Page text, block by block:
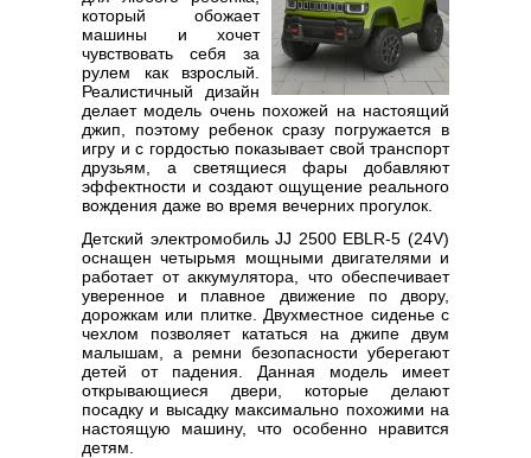
который обожает
машины и хочет
чувствовать себя за
рулем как взрослый.
Реалистичный дизайн
делает модель очень похожей на настоящий
джип, поэтому ребенок сразу погружается в
игру и с гордостью показывает свой транспорт
друзьям, а светящиеся фары добавляют
эффектности и создают ощущение реального
вождения даже во время вечерних прогулок.
Детский электромобиль JJ 2500 EBLR-5 (24V)
оснащен четырьмя мощными двигателями и
работает от аккумулятора, что обеспечивает
уверенное и плавное движение по двору,
дорожкам или плитке. Двухместное сиденье с
чехлом позволяет кататься на джипе двум
малышам, а ремни безопасности уберегают
детей от падения. Данная модель имеет
открывающиеся двери, которые делают
посадку и высадку максимально похожими на
настоящую машину, что особенно нравится
детям.